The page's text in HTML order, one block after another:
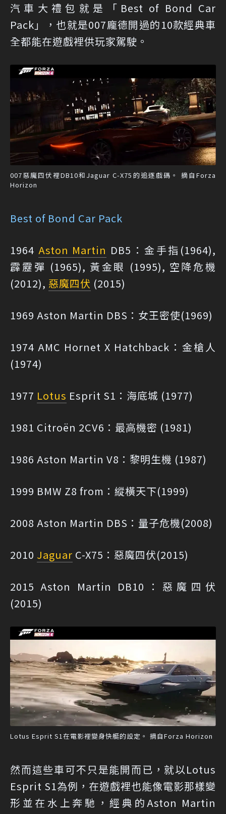
汽車大禮包就是「Best of Bond Car
Pack」，也就是007龐德開過的10款經典車
全都能在遊戲裡供玩家駕駛。
007惡魔四伏裡DB10和Jaguar C-X75的追逐戲碼。 摘自Forza
Horizon
Best of Bond Car Pack
1964 Aston Martin DB5：金手指(1964),
霹靂彈 (1965), 黃金眼 (1995), 空降危機
(2012), 惡魔四伏 (2015)
1969 Aston Martin DBS：女王密使(1969)
1974 AMC Hornet X Hatchback：金槍人
(1974)
1977 Lotus Esprit S1：海底城 (1977)
1981 Citroën 2CV6：最高機密 (1981)
1986 Aston Martin V8：黎明生機 (1987)
1999 BMW Z8 from：縱橫天下(1999)
2008 Aston Martin DBS：量子危機(2008)
2010 Jaguar C-X75：惡魔四伏(2015)
2015 Aston Martin DB10：惡魔四伏
(2015)
Lotus Esprit S1在電影裡變身快艇的設定。 摘自Forza Horizon
然而這些車可不只是能開而已，就以Lotus
Esprit S1為例，在遊戲裡也能像電影那樣變
形並在水上奔馳，經典的Aston Martin